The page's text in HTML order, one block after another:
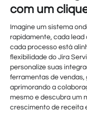
com um
Imagine um sistema
rapidamente, cada lead
cada processo está
flexibilidade do Jira
personalize suas
ferramentas de
aprimorando a
mesmo e descubra um
crescimento de receita